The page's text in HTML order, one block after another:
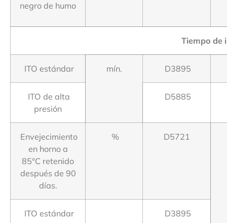
negro de humo
Tiempo de
ITO estándar mín. D3895
ITO de alta
presión
D5885
Envejecimiento
en horno a
85°C retenido
después de 90
días.
%
D5721
ITO estándar D3895